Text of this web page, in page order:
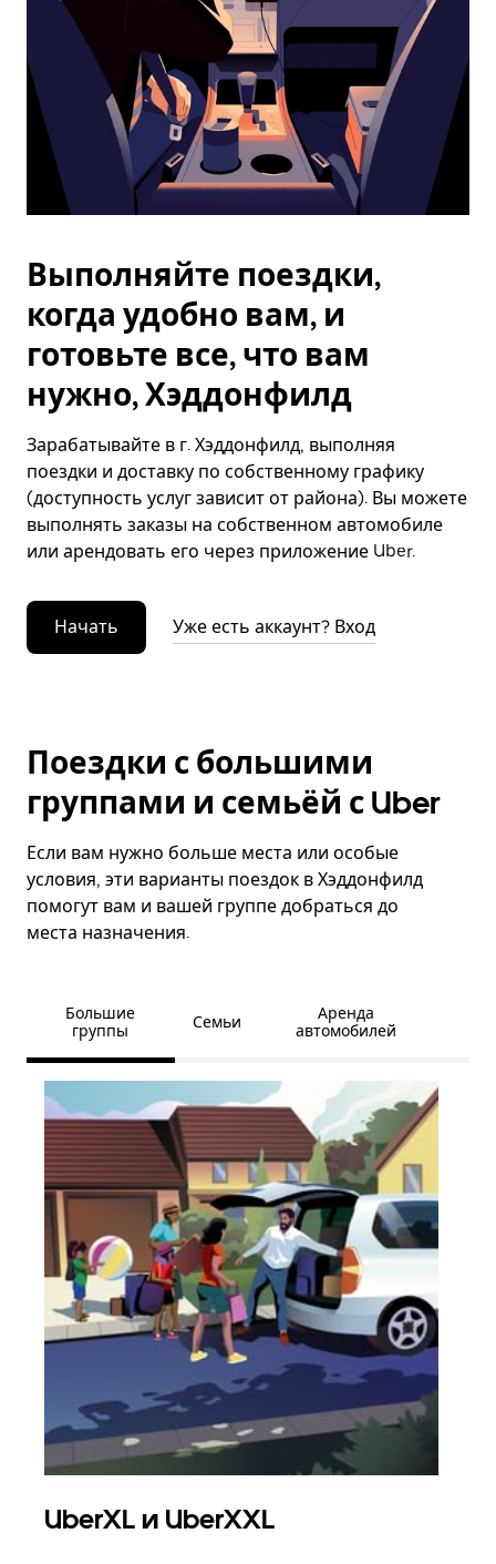
Выполняйте поездки,
когда удобно вам, и
готовьте все, что вам
нужно, Хэддонфилд
Зарабатывайте в г. Хэддонфилд, выполняя
поездки и доставку по собственному графику
(доступность услуг зависит от района). Вы можете
выполнять заказы на собственном автомобиле
или арендовать его через приложение Uber.
Начать Уже есть аккаунт? Вход
Поездки с большими
группами и семьёй с Uber
Если вам нужно больше места или особые
условия, эти варианты поездок в Хэддонфилд
помогут вам и вашей группе добраться до
места назначения.
Большие
группы
Семьи
Аренда
автомобилей
UberXL и UberXXL